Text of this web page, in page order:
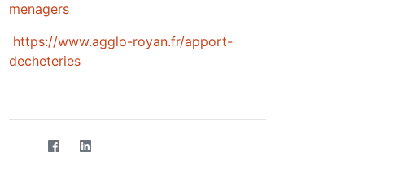
menagers
https://www.agglo-royan.fr/apport-
decheteries